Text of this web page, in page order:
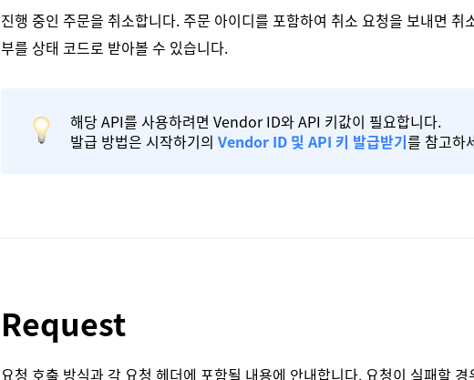
주문 조회하기
가격 조회하기
배송원 정보 조회하기
진행 중인 주문을 취소합니다. 주문 아이디를 포함하여 취소 요청을 보내면 취
부를 상태 코드로 받아볼 수 있습니다.
해당 API를 사용하려면 Vendor ID와 API 키값이 필요합니다.
발급 방법은 시작하기의 Vendor ID 및 API 키 발급받기를 참고하
Request
요청 호출 방식과 각 요청 헤더에 포함될 내용에 안내합니다. 요청이 실패할 경